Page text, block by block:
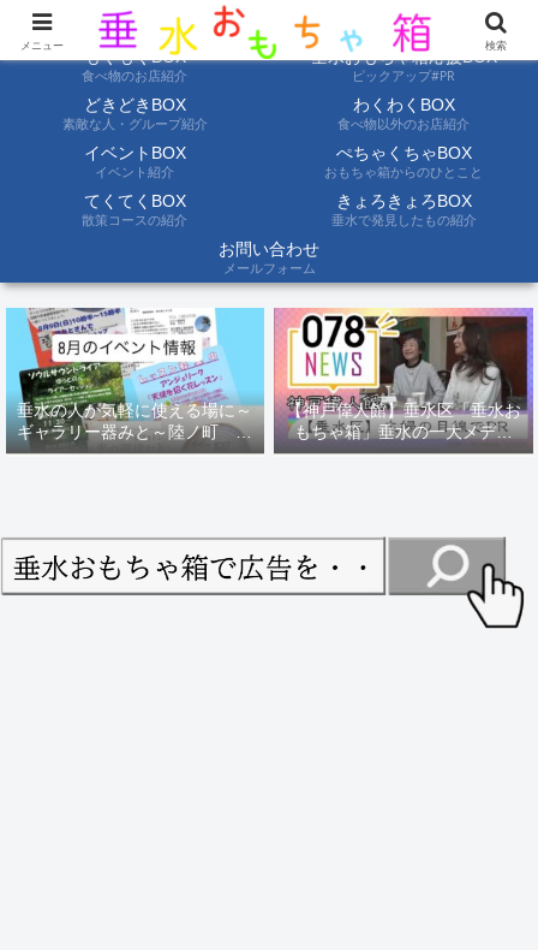
ようこそ垂水おもちゃ箱へ。垂水の情報を自分たちの目でみて聞いて伝えます
もぐもぐBOX
食べ物のお店紹介
垂水おもちゃ箱応援BOX
ピックアップ#PR
どきどきBOX
素敵な人・グループ紹介
わくわくBOX
食べ物以外のお店紹介
イベントBOX
イベント紹介
ぺちゃくちゃBOX
おもちゃ箱からのひとこと
てくてくBOX
散策コースの紹介
きょろきょろBOX
垂水で発見したもの紹介
お問い合わせ
メールフォーム
垂水の人が気軽に使える場に～
ギャラリー器みと～陸ノ町 ８
月のイベント情報
【神戸偉人館】垂水区「垂水お
もちゃ箱」垂水の一大メディ
ア！？｜神戸の魅力を凸インタ
メニュー 検索